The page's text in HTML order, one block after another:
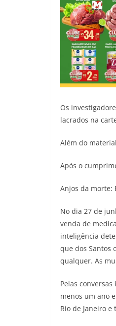
Os
lacrados na
Além do
Após o
Anjos da morte:
No dia 27 de
venda de
inteligência
que dos Santos
qualquer. As
Pelas
menos um ano
Rio de Janeiro